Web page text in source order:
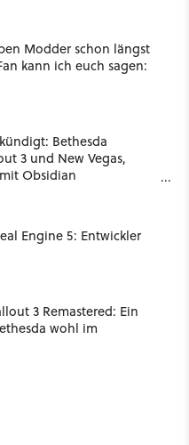
Modder schon längst
kann ich euch sagen:
Bethesda
3 und New Vegas,
Obsidian
Engine 5: Entwickler
3 Remastered: Ein
wohl im